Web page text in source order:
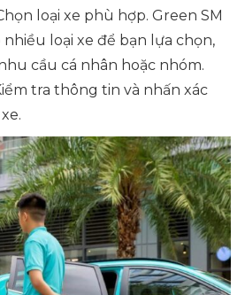
loại xe phù hợp. Green SM
loại xe để bạn lựa chọn,
cầu cá nhân hoặc nhóm.
tra thông tin và nhấn xác